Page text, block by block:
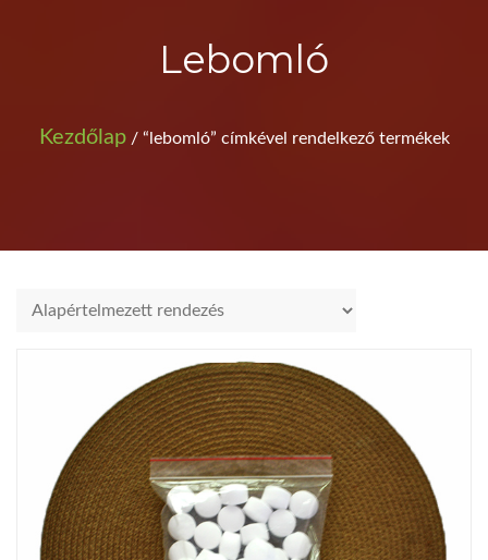
Lebomló
Kezdőlap/ “lebomló” címkével rendelkező termékek